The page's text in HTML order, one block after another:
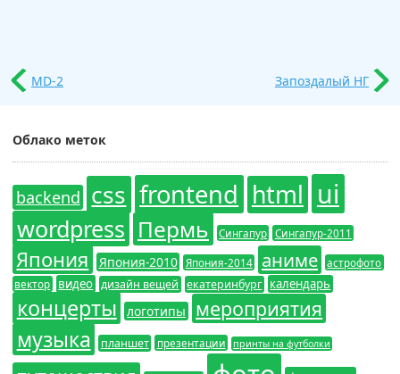
MD-2 Запоздалый НГ
Облако меток
backend css frontend html ui
wordpress Пермь Сингапур Сингапур-2011
Япония Япония-2010 Япония-2014 аниме
астрофото
вектор
видео дизайн вещей екатеринбург календарь
концерты логотипы мероприятия
музыка планшет презентации принты на футболки